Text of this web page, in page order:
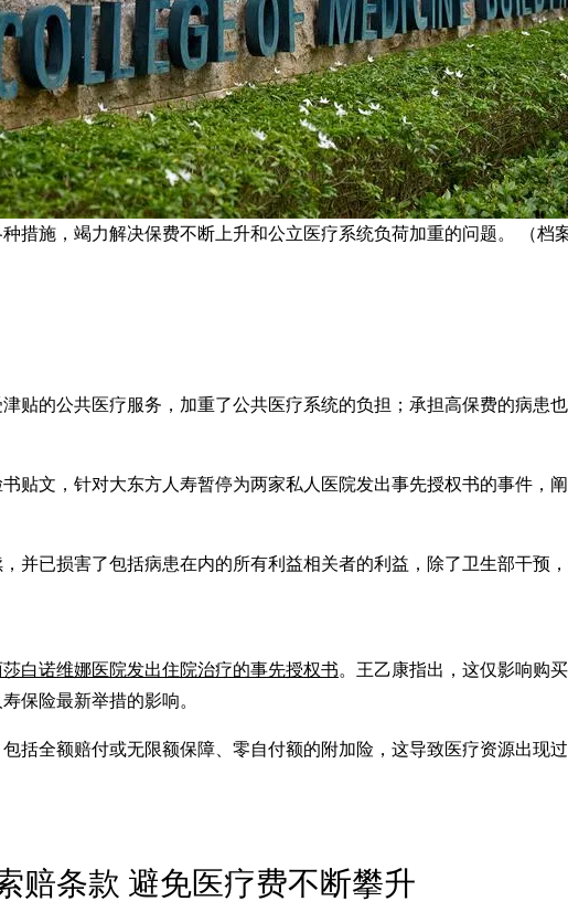
措施，竭力解决保费不断上升和公立医疗系统负荷加重的问题。 （档案
贴的公共医疗服务，加重了公共医疗系统的负担；承担高保费的病患
贴文，针对大东方人寿暂停为两家私人医院发出事先授权书的事件，
并已损害了包括病患在内的所有利益相关者的利益，除了卫生部干预
白诺维娜医院发出住院治疗的事先授权书。王乙康指出，这仅影响购
保险最新举措的影响。
括全额赔付或无限额保障、零自付额的附加险，这导致医疗资源出现过
赔条款 避免医疗费不断攀升